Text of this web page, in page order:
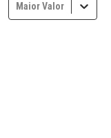
Maior Valor